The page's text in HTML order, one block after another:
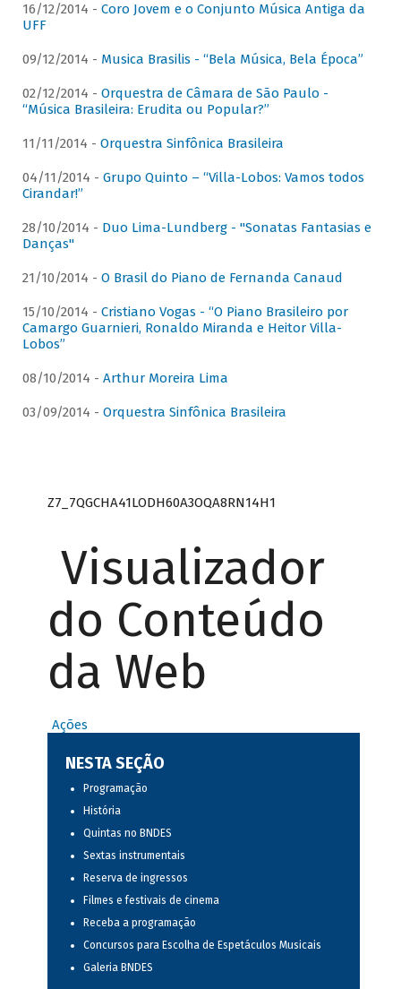
16/12/2014 - Coro Jovem e o Conjunto Música Antiga da
UFF
09/12/2014 - Musica Brasilis - “Bela Música, Bela Época”
02/12/2014 - Orquestra de Câmara de São Paulo -
“Música Brasileira: Erudita ou Popular?”
11/11/2014 - Orquestra Sinfônica Brasileira
04/11/2014 - Grupo Quinto – “Villa-Lobos: Vamos todos
Cirandar!”
28/10/2014 - Duo Lima-Lundberg - "Sonatas Fantasias e
Danças"
21/10/2014 - O Brasil do Piano de Fernanda Canaud
15/10/2014 - Cristiano Vogas - “O Piano Brasileiro por
Camargo Guarnieri, Ronaldo Miranda e Heitor Villa-
Lobos”
08/10/2014 - Arthur Moreira Lima
03/09/2014 - Orquestra Sinfônica Brasileira
Z7_7QGCHA41LODH60A3OQA8RN14H1
Visualizador
do Conteúdo
da Web
Ações
NESTA SEÇÃO
Programação
História
Quintas no BNDES
Sextas instrumentais
Reserva de ingressos
Filmes e festivais de cinema
Receba a programação
Concursos para Escolha de Espetáculos Musicais
Galeria BNDES